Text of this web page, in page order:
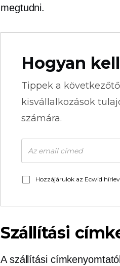
megtudni.
Hogyan
Tippek a
kisvállalkozások
számára.
Hozzájárulok az Ecwid
Szállítási
A szállítási